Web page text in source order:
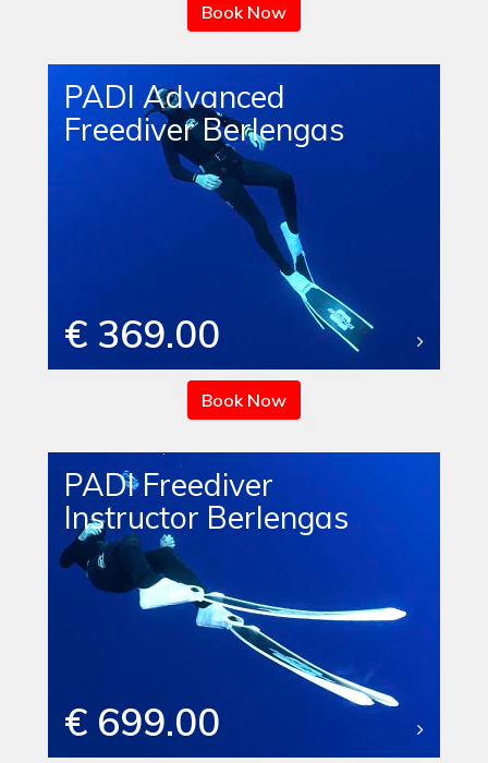
Book Now
PADI Advanced
Freediver Berlengas
€ 369.00
Book Now
PADI Freediver
Instructor Berlengas
€ 699.00